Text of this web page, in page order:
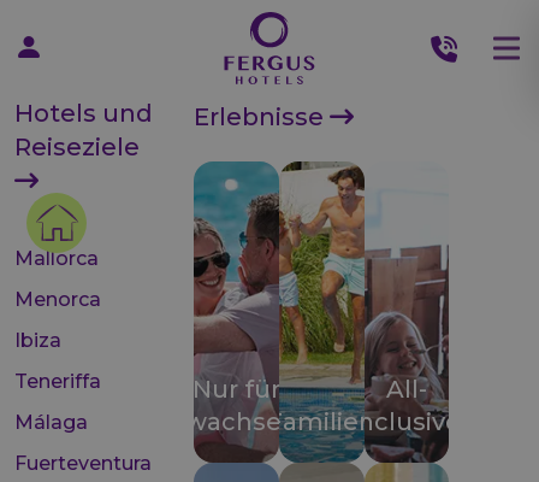
Hotels und
Reiseziele
Mallorca
Menorca
Ibiza
Teneriffa
Málaga
Fuerteventura
Erlebnisse
Nur für
ErwachseneFamilien
All-
inclusive